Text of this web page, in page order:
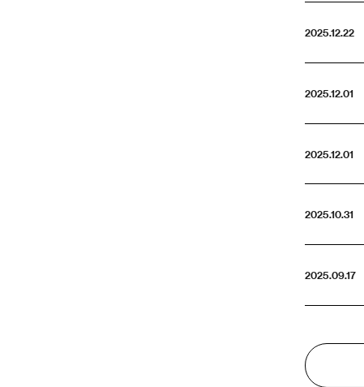
2025.12.22
2025.12.01
2025.12.01
2025.10.31
2025.09.17